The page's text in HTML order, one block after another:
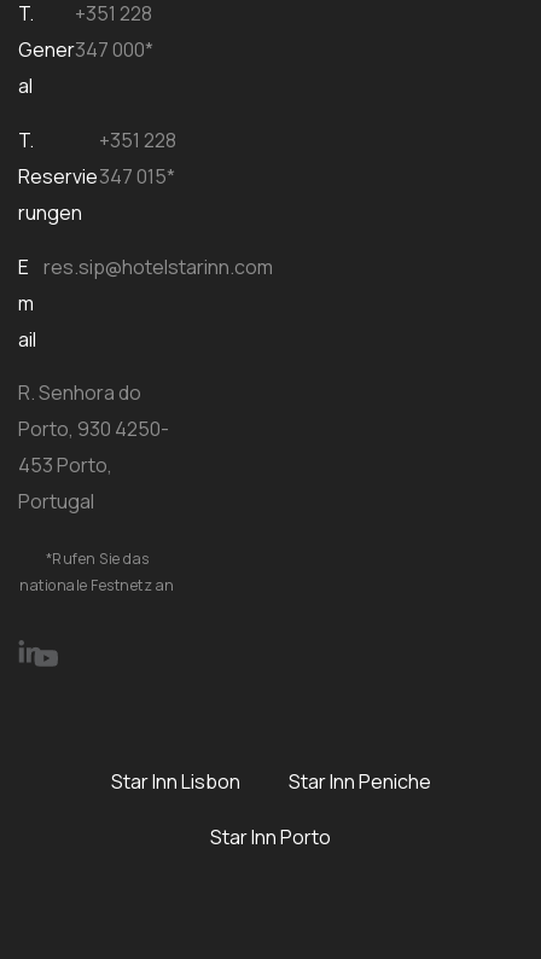
T.
Gener
al
+351 228
347 000*
T.
Reservie
rungen
+351 228
347 015*
E
m
ail
res.sip@hotelstarinn.com
R. Senhora do
Porto, 930 4250-
453 Porto,
Portugal
*Rufen Sie das
nationale Festnetz an
Star Inn Lisbon Star Inn Peniche
Star Inn Porto